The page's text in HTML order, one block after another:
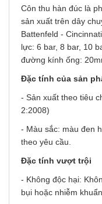
Côn thu hàn đúc là
sản xuất trên dây
Battenfeld -
lực: 6 bar, 8 bar, 10
đường kính ống:
Đặc tính của sản
- Sản xuất theo tiêu
2:2008)
- Màu sắc: màu đen
theo yêu cầu.
Đặc tính vượt trội
- Không độc hại:
bụi hoặc nhiễm